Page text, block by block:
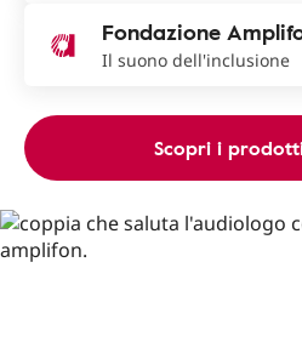
Fondazione
Il suono dell'inclusione
Scopri i